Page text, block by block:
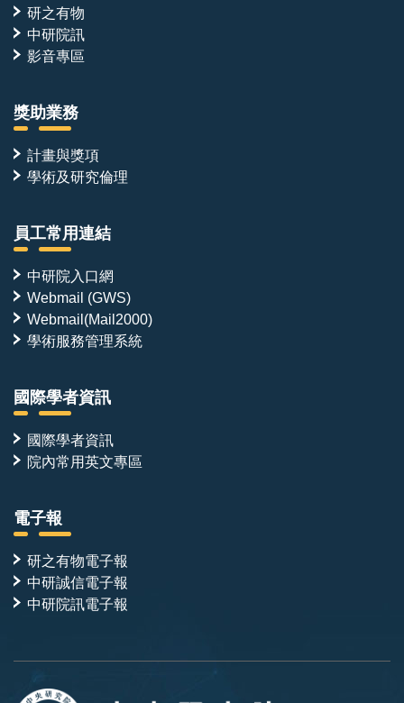
研之有物
中研院訊
影音專區
獎助業務
計畫與獎項
學術及研究倫理
員工常用連結
中研院入口網
Webmail (GWS)
Webmail(Mail2000)
學術服務管理系統
國際學者資訊
國際學者資訊
院內常用英文專區
電子報
研之有物電子報
中研誠信電子報
中研院訊電子報